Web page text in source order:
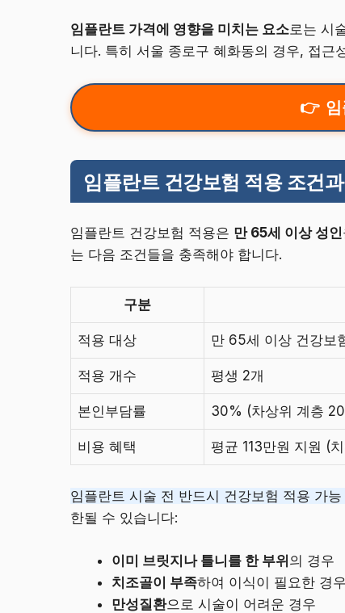
임플란트 가격에 영향을 미치는 요소로는 시
니다. 특히 서울 종로구 혜화동의 경우, 접근
임플란트 건강보험 적용 조건
임플란트 건강보험 적용은 만 65세 이상 성인
는 다음 조건들을 충족해야 합니다.
구분
적용 대상 만 65세 이상 건강보
적용 개수 평생 2개
본인부담률 30% (차상위 계층
비용 혜택 평균 113만원 지원 (
임플란트 시술 전 반드시 건강보험 적용 가
한될 수 있습니다:
이미 브릿지나 틀니를 한 부위의 경우
치조골이 부족하여 이식이 필요한 경우
만성질환으로 시술이 어려운 경우